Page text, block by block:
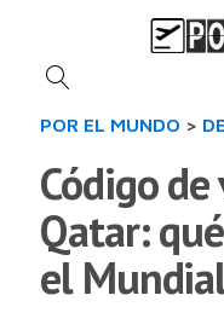
POR EL MUNDO >
Código
Qatar:
el